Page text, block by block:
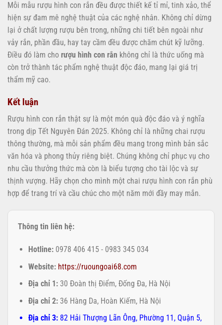
Mỗi mẫu rượu hình con rắn đều được thiết kế tỉ mỉ, tinh xảo, thể
hiện sự đam mê nghệ thuật của các nghệ nhân. Không chỉ dừng
lại ở chất lượng rượu bên trong, những chi tiết bên ngoài như
vảy rắn, phần đầu, hay tay cầm đều được chăm chút kỹ lưỡng.
Điều đó làm cho rượu hình con rắn không chỉ là thức uống mà
còn trở thành tác phẩm nghệ thuật độc đáo, mang lại giá trị
thẩm mỹ cao.
Kết luận
Rượu hình con rắn thật sự là một món quà độc đáo và ý nghĩa
trong dịp Tết Nguyên Đán 2025. Không chỉ là những chai rượu
thông thường, mà mỗi sản phẩm đều mang trong mình bản sắc
văn hóa và phong thủy riêng biệt. Chúng không chỉ phục vụ cho
nhu cầu thưởng thức mà còn là biểu tượng cho tài lộc và sự
thịnh vượng. Hãy chọn cho mình một chai rượu hình con rắn phù
hợp để trang trí và cầu chúc cho một năm mới đầy may mắn.
Thông tin liên hệ:
Hotline:0978 406 415 - 0983 345 034
Website: https://ruoungoai68.com
Địa chỉ 1:30 Đoàn thị Điểm, Đống Đa, Hà Nội
Địa chỉ 2:36 Hàng Da, Hoàn Kiếm, Hà Nội
Địa chỉ 3:82 Hải Thượng Lãn Ông, Phường 11, Quận 5,